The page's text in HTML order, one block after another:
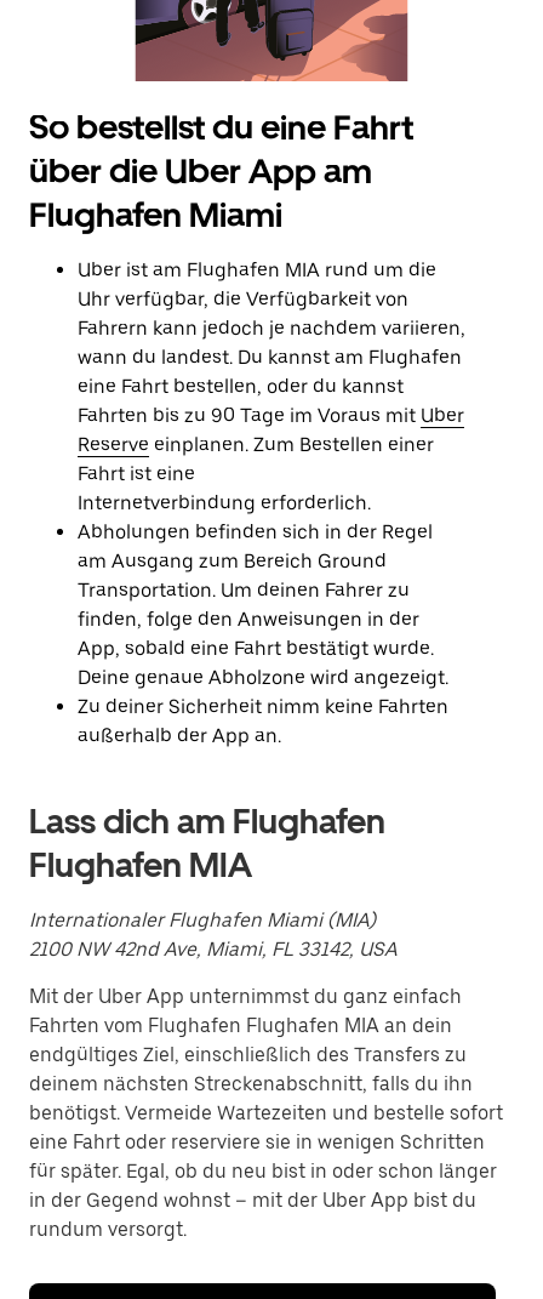
auszuwählen.
Escape-
Taste,
um
den
Kalender
zu
So bestellst du eine Fahrt
über die Uber App am
Flughafen Miami
Uber ist am Flughafen MIA rund um die
Uhr verfügbar, die Verfügbarkeit von
Fahrern kann jedoch je nachdem variieren,
wann du landest. Du kannst am Flughafen
eine Fahrt bestellen, oder du kannst
Fahrten bis zu 90 Tage im Voraus mit Uber
Reserve einplanen. Zum Bestellen einer
Fahrt ist eine
Internetverbindung erforderlich.
Abholungen befinden sich in der Regel
am Ausgang zum Bereich Ground
Transportation. Um deinen Fahrer zu
finden, folge den Anweisungen in der
App, sobald eine Fahrt bestätigt wurde.
Deine genaue Abholzone wird angezeigt.
Zu deiner Sicherheit nimm keine Fahrten
außerhalb der App an.
Lass dich am Flughafen
Flughafen MIA
Internationaler Flughafen Miami (MIA)
2100 NW 42nd Ave, Miami, FL 33142, USA
Mit der Uber App unternimmst du ganz einfach
Fahrten vom Flughafen Flughafen MIA an dein
endgültiges Ziel, einschließlich des Transfers zu
deinem nächsten Streckenabschnitt, falls du ihn
benötigst. Vermeide Wartezeiten und bestelle sofort
eine Fahrt oder reserviere sie in wenigen Schritten
für später. Egal, ob du neu bist in oder schon länger
in der Gegend wohnst – mit der Uber App bist du
rundum versorgt.